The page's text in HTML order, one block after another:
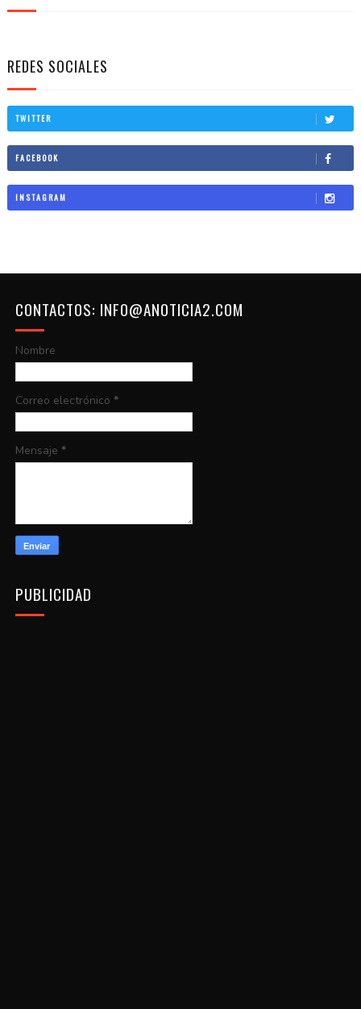
REDES SOCIALES
TWITTER
FACEBOOK
INSTAGRAM
CONTACTOS: INFO@ANOTICIA2.COM
Nombre
Correo electrónico *
Mensaje *
PUBLICIDAD